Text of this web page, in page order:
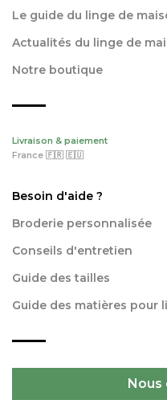
Le guide du linge de
Actualités du linge de
Notre boutique
Livraison & paiement
France 🇫🇷 🇪🇺
Besoin d'aide ?
Broderie personnalisée
Conseils d'entretien
Guide des tailles
Guide des matières pour